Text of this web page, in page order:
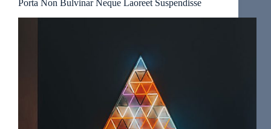
Porta Non Bulvinar Neque Laoreet Suspendisse